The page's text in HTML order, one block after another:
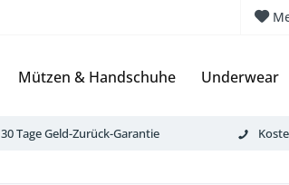
Mützen & Handschuhe Underwear
30 Tage Geld-Zurück-Garantie